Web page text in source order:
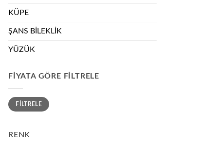
KÜPE
ŞANS BİLEKLİK
YÜZÜK
FIYATA GÖRE FILTRELE
En
düşük
fiyat
En
yüksek
fiyat
FILTRELE
RENK